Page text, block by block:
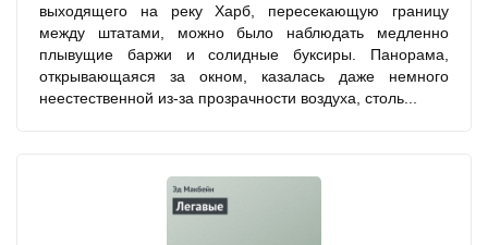
выходящего на реку Харб, пересекающую границу
между штатами, можно было наблюдать медленно
плывущие баржи и солидные буксиры. Панорама,
открывающаяся за окном, казалась даже немного
неестественной из-за прозрачности воздуха, столь...